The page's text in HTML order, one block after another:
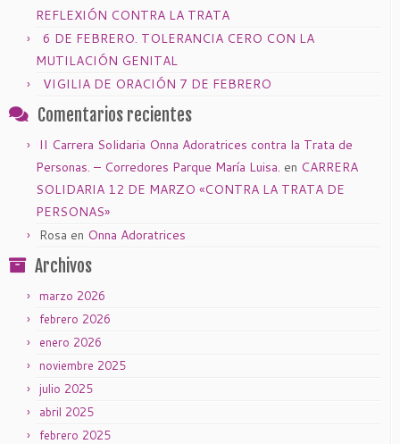
REFLEXIÓN CONTRA LA TRATA
6 DE FEBRERO. TOLERANCIA CERO CON LA
MUTILACIÓN GENITAL
VIGILIA DE ORACIÓN 7 DE FEBRERO
Comentarios recientes
II Carrera Solidaria Onna Adoratrices contra la Trata de
Personas. – Corredores Parque María Luisa. en CARRERA
SOLIDARIA 12 DE MARZO «CONTRA LA TRATA DE
PERSONAS»
Rosa en Onna Adoratrices
Archivos
marzo 2026
febrero 2026
enero 2026
noviembre 2025
julio 2025
abril 2025
febrero 2025